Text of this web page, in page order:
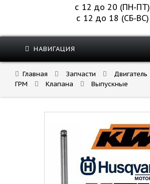
с 12 до 20 (ПН-ПТ)
с 12 до 18 (СБ-ВС)
НАВИГАЦИЯ
Главная Запчасти Двигатель
ГРМ
Клапана Выпускные